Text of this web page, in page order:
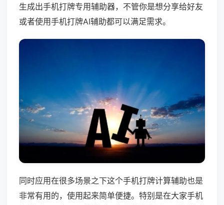
生成出手机打牌专用辅助器，不管你是想分享给好友
或者使用手机打牌AI辅助都可以满足需求。
同时应用在很多场景之下这个手机打牌计算辅助也是
非常有用的，使用起来简单便捷。特别是在大家手机